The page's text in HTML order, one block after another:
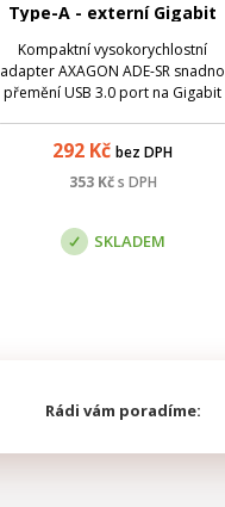
Type-A - externí Gigabit
Ethernet adaptér
Kompaktní vysokorychlostní
adapter AXAGON ADE-SR snadno
přemění USB 3.0 port na Gigabit
gigabitové propustnosti širokou
škálu funkcí např. IPv4/IPv6
292 Kč bez DPH
353Kč s DPH
SKLADEM
Rádi vám poradíme: